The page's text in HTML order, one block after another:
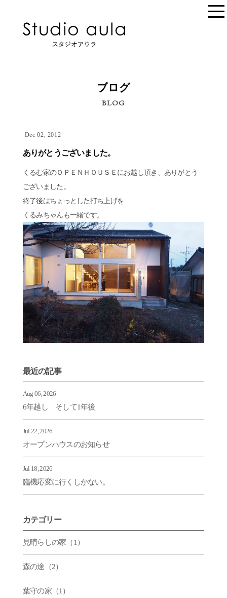
ブログ
BLOG
Dec 02, 2012
ありがとうございました。
くるむ家のＯＰＥＮＨＯＵＳＥにお越し頂き、ありがとう
ございました。
終了後はちょっとした打ち上げを
くるみちゃんも一緒です。
最近の記事
Aug 06, 2026
6年越し そして1年後
Jul 22, 2026
オープンハウスのお知らせ
Jul 18, 2026
臨機応変に行くしかない。
カテゴリー
見晴らしの家（1）
森の途（2）
葉守の家（1）